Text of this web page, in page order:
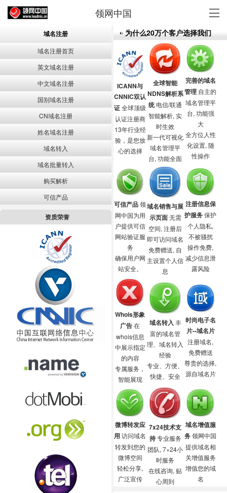
领网中国
域名注册
域名注册首页
英文域名注册
中文域名注册
国别域名注册
CN域名注册
姓名域名注册
域名转入
域名批量转入
购买解析
可信产品
资质荣誉
为什么20万个客户选择我们
ICANN与
CNNIC双认
证全球顶级
认证注册商
13年行业经
验，是您放
心的选择
全球智能
NDNS解析系
统电信/联通
智能解析, 实
时生效
新一代可视化
域名管理平
台, 功能全面
完善的域名
管理 自主的
域名管理平
台, 功能强
大
全方位人性
化设置, 随
性操作
可信产品领
网中国为用
户提供可信
网站验证服
务
确保用户网
站安全。
域名销售与展
示页面无需
空间, 注册后
即可访问域名
免费赠送, 自
主设置个人信
息
注册信息保
护服务保护
个人隐私,
不被骚扰
操作免费,
减少信息泄
露风险
Whois形象
广告在
whois信息
中展示指定
的内容
专属服务，
智能展现
域名转入 丰
富的域名管
理、域名转入
经验
专业、方便、
快捷、安全
时尚电子名
片--域名片
注册域名,
免费赠送
尊贵的选择,
源自域名片
微博转发应
用访问域名
转发到您的
微博空间
轻松分享,
广泛宣传
7x24技术支
持专业服务
团队, 7×24小
时服务
在线咨询, 贴
心周到
域名增值服
务领网中国
提供域名相
关增值服务
增值您的域
名